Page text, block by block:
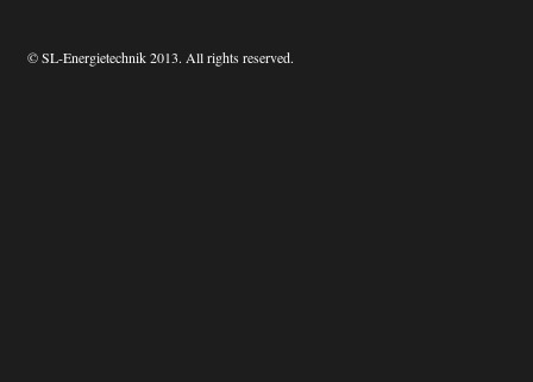
© SL-Energietechnik 2013. All rights reserved.